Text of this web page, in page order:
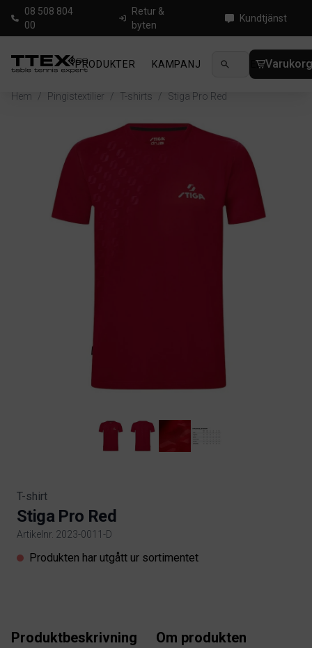
08 508 804
00
Retur &
byten
Kundtjänst
PRODUKTER KAMPANJ NYHETER
Hem / Pingistextilier / T-shirts / Stiga Pro Red
T-shirt
Stiga Pro Red
Artikelnr. 2023-0011-D
Product information
Produkten har utgått ur sortimentet
Produktbeskrivning Om produkten